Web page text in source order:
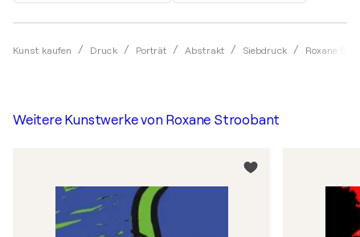
Kunst kaufen Druck Porträt Abstrakt Siebdruck Roxane
Weitere Kunstwerke von Roxane Stroobant